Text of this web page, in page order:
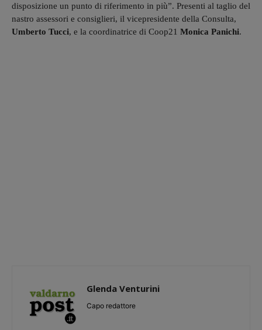
disposizione un punto di riferimento in più”. Presenti al taglio del
nastro assessori e consiglieri, il vicepresidente della Consulta,
Umberto Tucci, e la coordinatrice di Coop21 Monica Panichi.
Glenda Venturini
Capo redattore